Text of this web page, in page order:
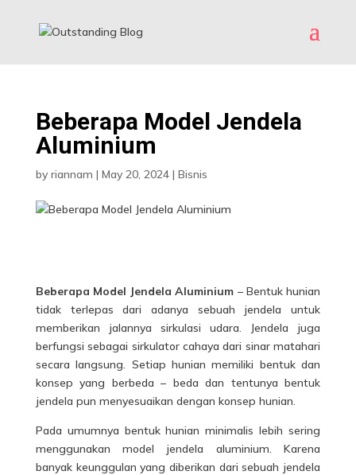
Beberapa Model Jendela
Aluminium
by riannam | May 20, 2024| Bisnis
Beberapa Model Jendela Aluminium – Bentuk hunian
tidak terlepas dari adanya sebuah jendela untuk
memberikan jalannya sirkulasi udara. Jendela juga
berfungsi sebagai sirkulator cahaya dari sinar matahari
secara langsung. Setiap hunian memiliki bentuk dan
konsep yang berbeda – beda dan tentunya bentuk
jendela pun menyesuaikan dengan konsep hunian.
Pada umumnya bentuk hunian minimalis lebih sering
menggunakan model jendela aluminium. Karena
banyak keunggulan yang diberikan dari sebuah jendela